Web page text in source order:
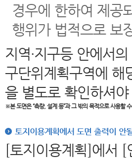
경우에 한하여 제공
행위가 법적으로 보
지역·지구등 안에서
구단위계획구역에 해
을 별도로 확인하셔
※본 도면은“측량, 설계 등”과 그 밖의 목적으로 사용할
토지이용계획에서 도면 출력이 안
[토지이용계획]에서